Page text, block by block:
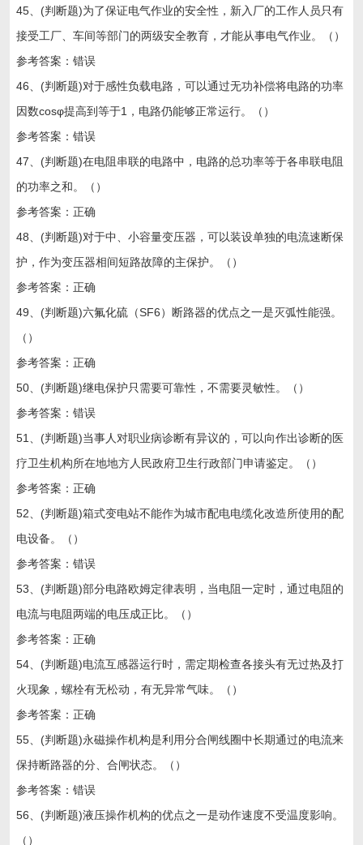
45、(判断题)为了保证电气作业的安全性，新入厂的工作人员只有
接受工厂、车间等部门的两级安全教育，才能从事电气作业。（）
参考答案：错误
46、(判断题)对于感性负载电路，可以通过无功补偿将电路的功率
因数cosφ提高到等于1，电路仍能够正常运行。（）
参考答案：错误
47、(判断题)在电阻串联的电路中，电路的总功率等于各串联电阻
的功率之和。（）
参考答案：正确
48、(判断题)对于中、小容量变压器，可以装设单独的电流速断保
护，作为变压器相间短路故障的主保护。（）
参考答案：正确
49、(判断题)六氟化硫（SF6）断路器的优点之一是灭弧性能强。
（）
参考答案：正确
50、(判断题)继电保护只需要可靠性，不需要灵敏性。（）
参考答案：错误
51、(判断题)当事人对职业病诊断有异议的，可以向作出诊断的医
疗卫生机构所在地地方人民政府卫生行政部门申请鉴定。（）
参考答案：正确
52、(判断题)箱式变电站不能作为城市配电电缆化改造所使用的配
电设备。（）
参考答案：错误
53、(判断题)部分电路欧姆定律表明，当电阻一定时，通过电阻的
电流与电阻两端的电压成正比。（）
参考答案：正确
54、(判断题)电流互感器运行时，需定期检查各接头有无过热及打
火现象，螺栓有无松动，有无异常气味。（）
参考答案：正确
55、(判断题)永磁操作机构是利用分合闸线圈中长期通过的电流来
保持断路器的分、合闸状态。（）
参考答案：错误
56、(判断题)液压操作机构的优点之一是动作速度不受温度影响。
（）